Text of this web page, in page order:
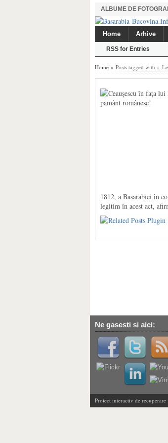
ALBUME DE
Home Arhive
RSS for Entries
Home » Posts tagged with »
1812, a Basarabiei în
legitim în acest act,
Ne gasesti si aici:
Proiect interactiv de